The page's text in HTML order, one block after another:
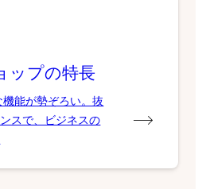
ップの特長
能が勢ぞろい。抜
スで、ビジネスの